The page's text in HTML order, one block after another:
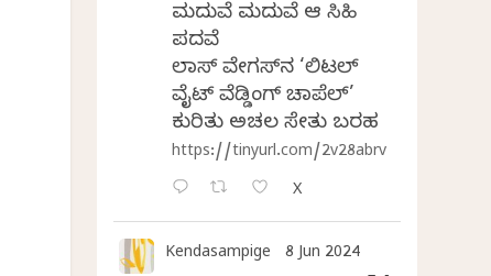
ಮದುವೆ ಮದುವೆ ಆ ಸಿಹಿ
ಪದವೆ
ಲಾಸ್‌ ವೇಗಸ್‌ನ ‘ಲಿಟಲ್
ವೈಟ್ ವೆಡ್ಡಿಂಗ್ ಚಾಪೆಲ್’
ಕುರಿತು ಅಚಲ ಸೇತು ಬರಹ
https://tinyurl.com/2v28abrv
X
Kendasampige 8 Jun 2024